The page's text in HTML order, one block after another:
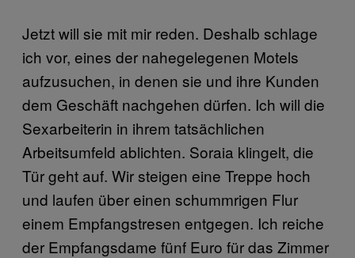
Jetzt will sie mit mir reden. Deshalb schlage
ich vor, eines der nahegelegenen Motels
aufzusuchen, in denen sie und ihre Kunden
dem Geschäft nachgehen dürfen. Ich will die
Sexarbeiterin in ihrem tatsächlichen
Arbeitsumfeld ablichten. Soraia klingelt, die
Tür geht auf. Wir steigen eine Treppe hoch
und laufen über einen schummrigen Flur
einem Empfangstresen entgegen. Ich reiche
der Empfangsdame fünf Euro für das Zimmer